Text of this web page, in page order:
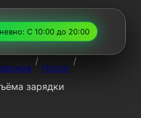
С 10:00 до 20:00
/
Honor
/
зарядки